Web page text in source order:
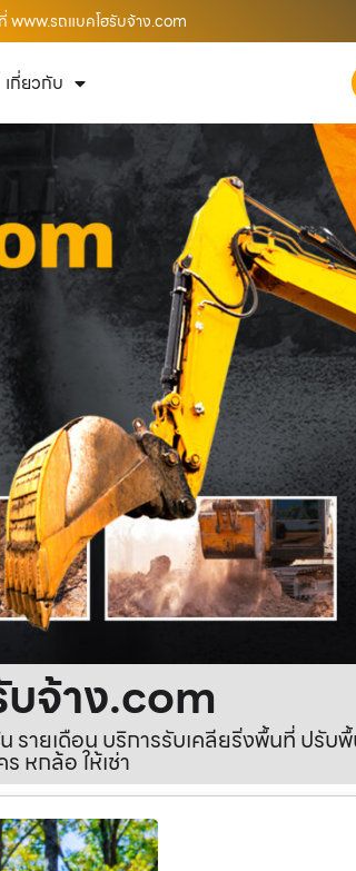
www.รถแบคโฮรับจ้าง.com
เกี่ยวกับ
จ้าง.com
รายเดือน บริการรับเคลียริ่งพื้นที่ ปรับ
หกล้อ ให้เช่า